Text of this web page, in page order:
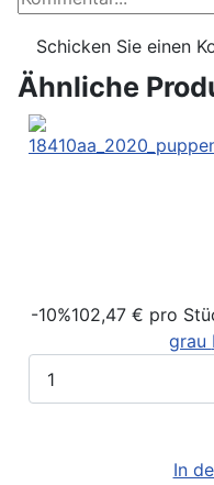
Ähnliche
-10%102,47 € pro
grau
In